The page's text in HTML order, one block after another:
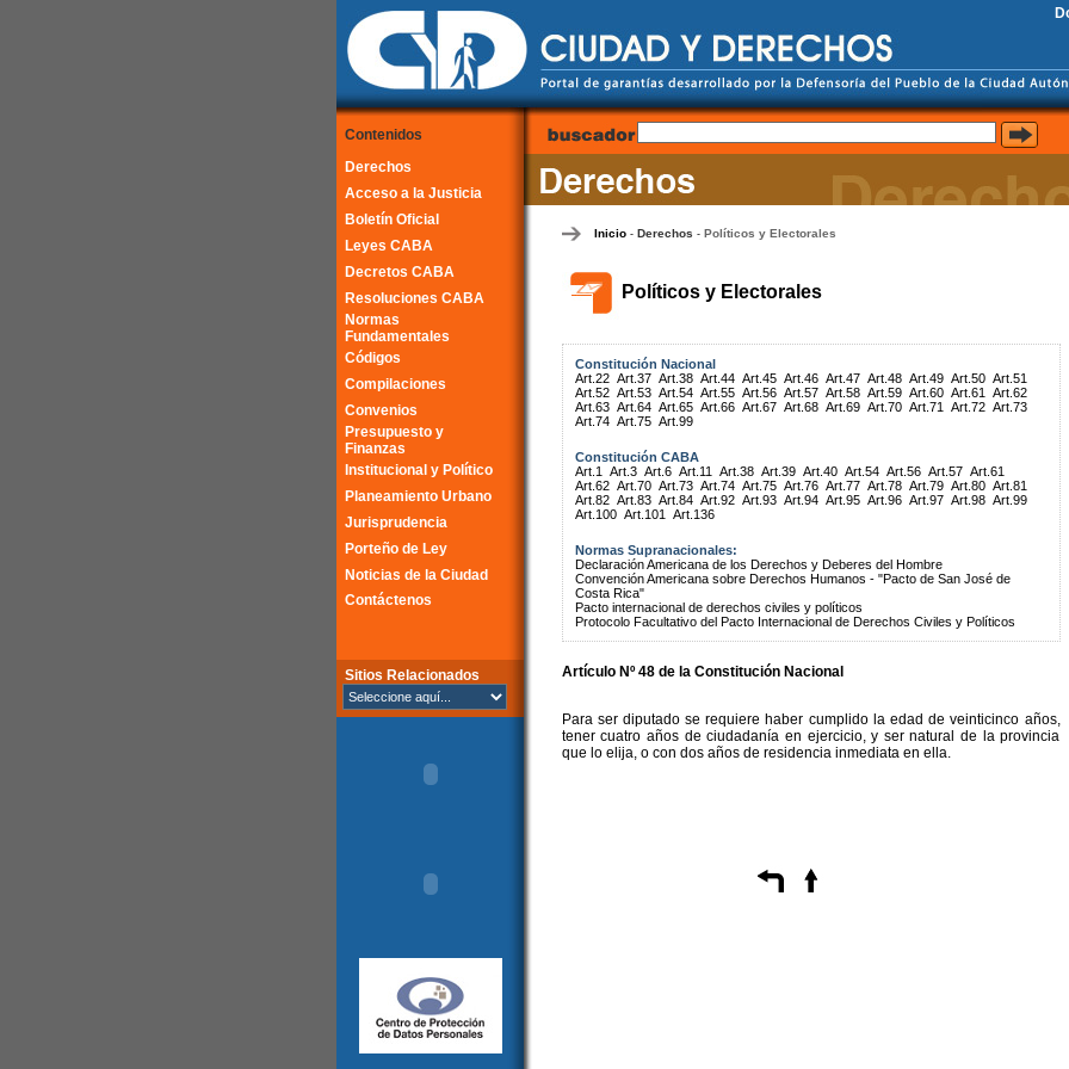
Contenidos
Derechos
Acceso a la Justicia
Boletín Oficial
Leyes CABA
Decretos CABA
Resoluciones CABA
Normas
Fundamentales
Códigos
Compilaciones
Convenios
Presupuesto y
Finanzas
Institucional y Político
Planeamiento Urbano
Jurisprudencia
Porteño de Ley
Noticias de la Ciudad
Contáctenos
Sitios Relacionados
Inicio- Derechos - Políticos y Electorales
Políticos y Electorales
Constitución Nacional
Art.22 Art.37 Art.38 Art.44 Art.45 Art.46 Art.47 Art.48 Art.49 Art.50 Art.51
Art.52 Art.53 Art.54 Art.55 Art.56 Art.57 Art.58 Art.59 Art.60 Art.61
Art.62
Art.63 Art.64 Art.65 Art.66 Art.67 Art.68 Art.69 Art.70 Art.71 Art.72 Art.73
Art.74 Art.75 Art.99
Constitución CABA
Art.1
Art.3 Art.6 Art.11 Art.38 Art.39 Art.40 Art.54 Art.56 Art.57 Art.61
Art.62 Art.70 Art.73 Art.74 Art.75 Art.76 Art.77 Art.78 Art.79 Art.80 Art.81
Art.82 Art.83 Art.84 Art.92 Art.93 Art.94 Art.95 Art.96 Art.97 Art.98 Art.99
Art.100 Art.101 Art.136
Normas Supranacionales:
Declaración Americana de los Derechos y Deberes del Hombre
Convención Americana sobre Derechos Humanos - "Pacto de San José de
Costa Rica"
Pacto internacional de derechos civiles y políticos
Protocolo Facultativo del Pacto Internacional de Derechos Civiles y Políticos
Artículo Nº 48 de la Constitución Nacional
Para ser diputado se requiere haber cumplido la edad de veinticinco años,
tener cuatro años de ciudadanía en ejercicio, y ser natural de la provincia
que lo elija, o con dos años de residencia inmediata en ella.